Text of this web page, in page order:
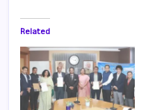
Related